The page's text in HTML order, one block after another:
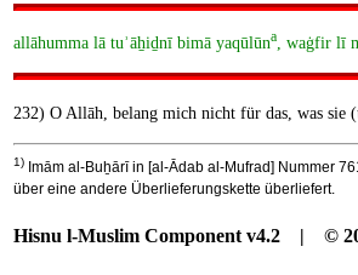
allāhumma lā tuʾāẖiḏnī bimā yaqūlūna, waġfir lī
232) O Allāh, belang mich nicht für das, was sie
1) Imām al-Buẖārī in [al-Ādab al-Mufrad] Nummer
über eine andere Überlieferungskette überliefert.
Hisnu l-Muslim Component v4.2 | ©